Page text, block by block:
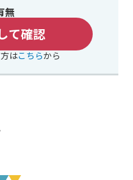
無
て確認
はこちらから